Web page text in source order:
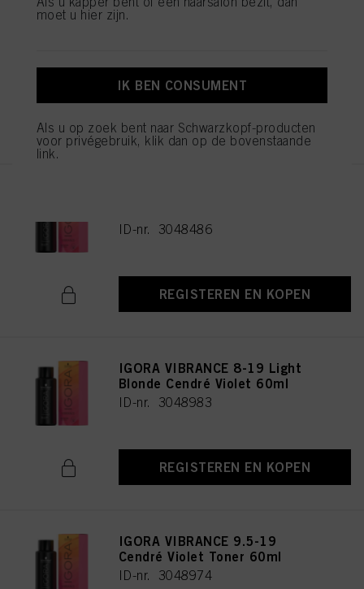
IGORA VIBRANCE 5-16 Light
REGISTEREN EN KOPEN
ID-nr. 3048486
REGISTEREN EN KOPEN
IGORA VIBRANCE 8-19 Light
Blonde Cendré Violet 60ml
ID-nr. 3048983
REGISTEREN EN KOPEN
IGORA VIBRANCE 9.5-19
Cendré Violet Toner 60ml
ID-nr. 3048974
moet u hier zijn.
IK BEN CONSUMENT
Als u op zoek bent naar Schwarzkopf-producten
voor privégebruik, klik dan op de bovenstaande
link.